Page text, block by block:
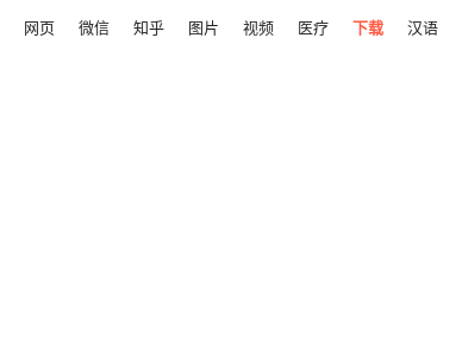
网页 微信 知乎 图片 视频 医疗 下载 汉语